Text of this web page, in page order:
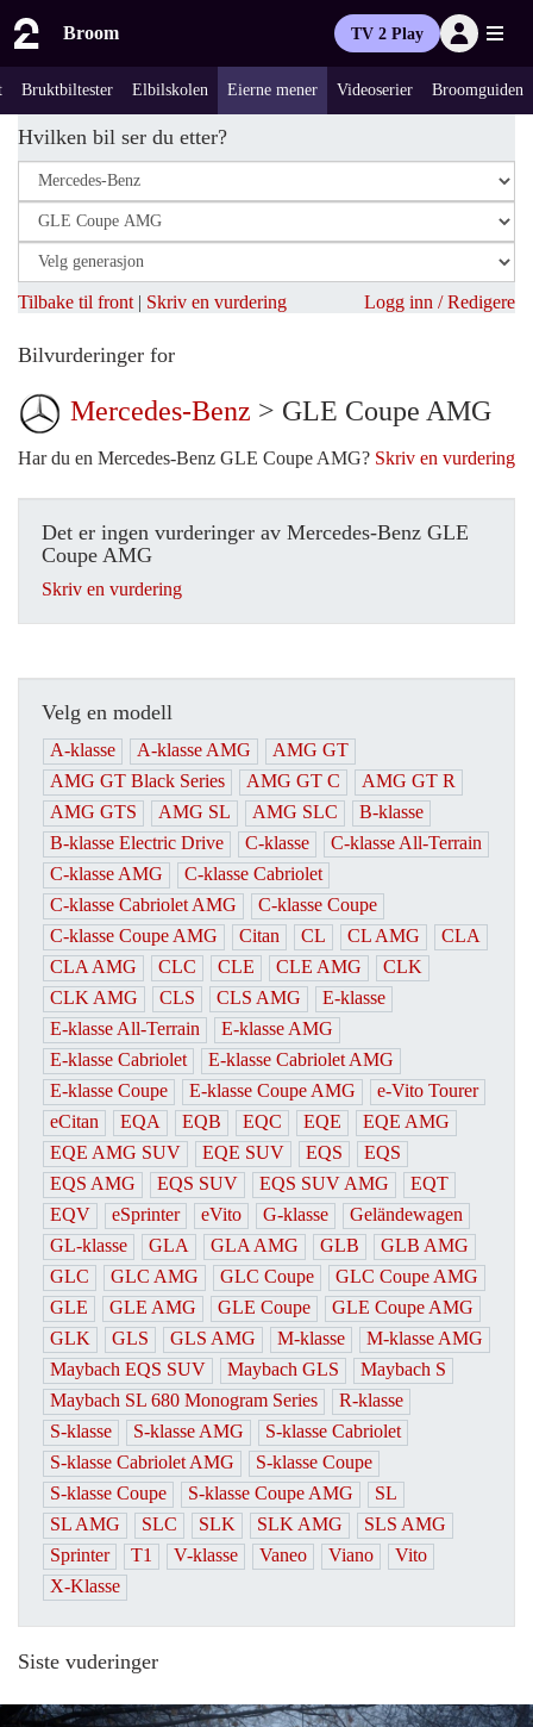
Broom TV 2 Play
Bruktbiltester Elbilskolen Eierne mener Videoserier Broomguiden
Hvilken bil ser du etter?
Tilbake til front | Skriv en vurdering Logg inn / Redigere
Bilvurderinger for
Mercedes-Benz > GLE Coupe AMG
Har du en Mercedes-Benz GLE Coupe AMG? Skriv en vurdering
Det er ingen vurderinger av Mercedes-Benz GLE
Coupe AMG
Skriv en vurdering
Velg en modell
A-klasse A-klasse AMG
AMG GT
AMG GT Black Series
AMG GT C
AMG GT R
AMG GTS
AMG SL AMG SLC
B-klasse
B-klasse Electric Drive
C-klasse
C-klasse All-Terrain
C-klasse AMG
C-klasse Cabriolet
C-klasse Cabriolet AMG
C-klasse Coupe
C-klasse Coupe AMG
Citan CL CL AMG
CLA
CLA AMG
CLC CLE CLE AMG
CLK
CLK AMG
CLS CLS AMG
E-klasse
E-klasse All-Terrain
E-klasse AMG
E-klasse Cabriolet
E-klasse Cabriolet AMG
E-klasse Coupe
E-klasse Coupe AMG
e-Vito Tourer
eCitan
EQA EQB EQC EQE
EQE AMG
EQE AMG SUV
EQE SUV EQS
EQS
EQS AMG
EQS SUV EQS SUV AMG
EQT
EQV
eSprinter eVito G-klasse
Geländewagen
GL-klasse
GLA GLA AMG GLB
GLB AMG
GLC
GLC AMG GLC Coupe
GLC Coupe AMG
GLE
GLE AMG GLE Coupe
GLE Coupe AMG
GLK
GLS GLS AMG M-klasse
M-klasse AMG
Maybach EQS SUV
Maybach GLS
Maybach S
Maybach SL 680 Monogram Series
R-klasse
S-klasse
S-klasse AMG
S-klasse Cabriolet
S-klasse Cabriolet AMG
S-klasse Coupe
S-klasse Coupe
S-klasse Coupe AMG
SL
SL AMG
SLC SLK SLK AMG
SLS AMG
Sprinter
T1 V-klasse Vaneo Viano
Vito
X-Klasse
Siste vuderinger